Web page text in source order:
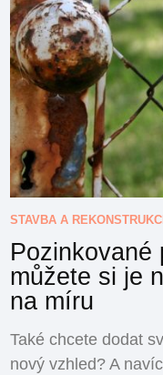
STAVBA A
Pozinkované
můžete si je
na míru
Také chcete dodat
nový vzhled? A